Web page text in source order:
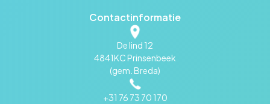
Contactinformatie
De lind 12
4841KC Prinsenbeek
(gem. Breda)
+31 76 73 70 170